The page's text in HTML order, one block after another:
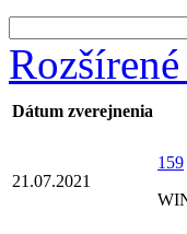
Dátum zverejnenia
21.07.2021
159